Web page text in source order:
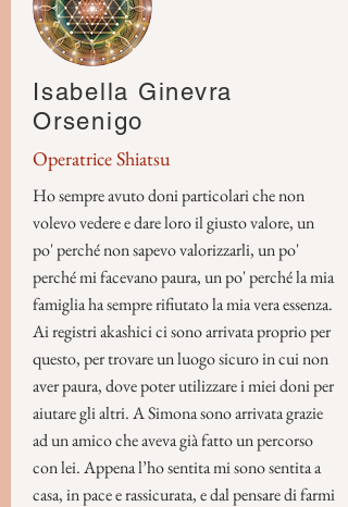
Isabella Ginevra
Orsenigo
Operatrice Shiatsu
Ho sempre avuto doni particolari che non
volevo vedere e dare loro il giusto valore, un
po' perché non sapevo valorizzarli, un po'
perché mi facevano paura, un po' perché la mia
famiglia ha sempre rifiutato la mia vera essenza.
Ai registri akashici ci sono arrivata proprio per
questo, per trovare un luogo sicuro in cui non
aver paura, dove poter utilizzare i miei doni per
aiutare gli altri.A Simona sono arrivata grazie
ad un amico che aveva già fatto un percorso
con lei.Appena l’ho sentita mi sono sentita a
casa, in pace e rassicurata, e dal pensare di farmi